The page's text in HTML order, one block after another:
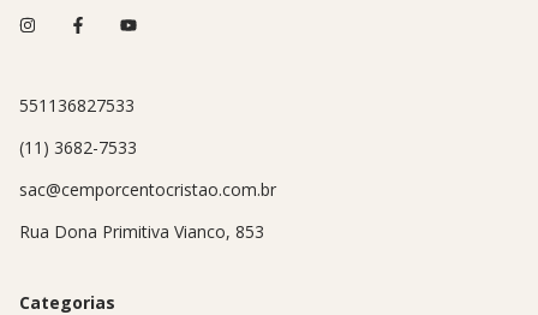
551136827533
(11) 3682-7533
sac@cemporcentocristao.com.br
Rua Dona Primitiva Vianco, 853
Categorias